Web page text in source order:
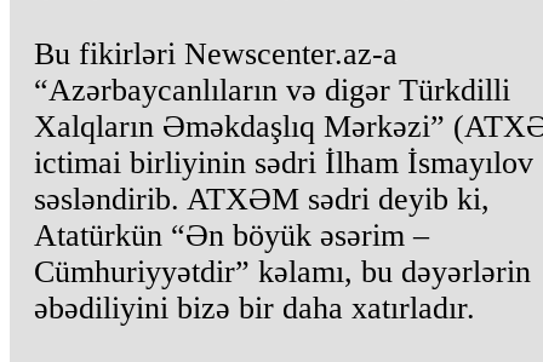
Bu fikirləri Newscenter.az-a
“Azərbaycanlıların və digər Türkdilli
Xalqların Əməkdaşlıq Mərkəzi”
ictimai birliyinin sədri İlham İsmayılov
səsləndirib. ATXƏM sədri deyib ki,
Atatürkün “Ən böyük əsərim –
Cümhuriyyətdir” kəlamı, bu dəyərlərin
əbədiliyini bizə bir daha xatırladır.